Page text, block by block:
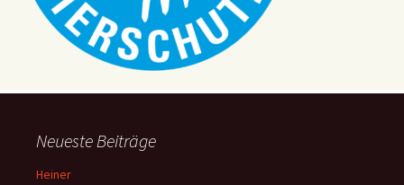
v
i
Neueste Beiträge
Heiner